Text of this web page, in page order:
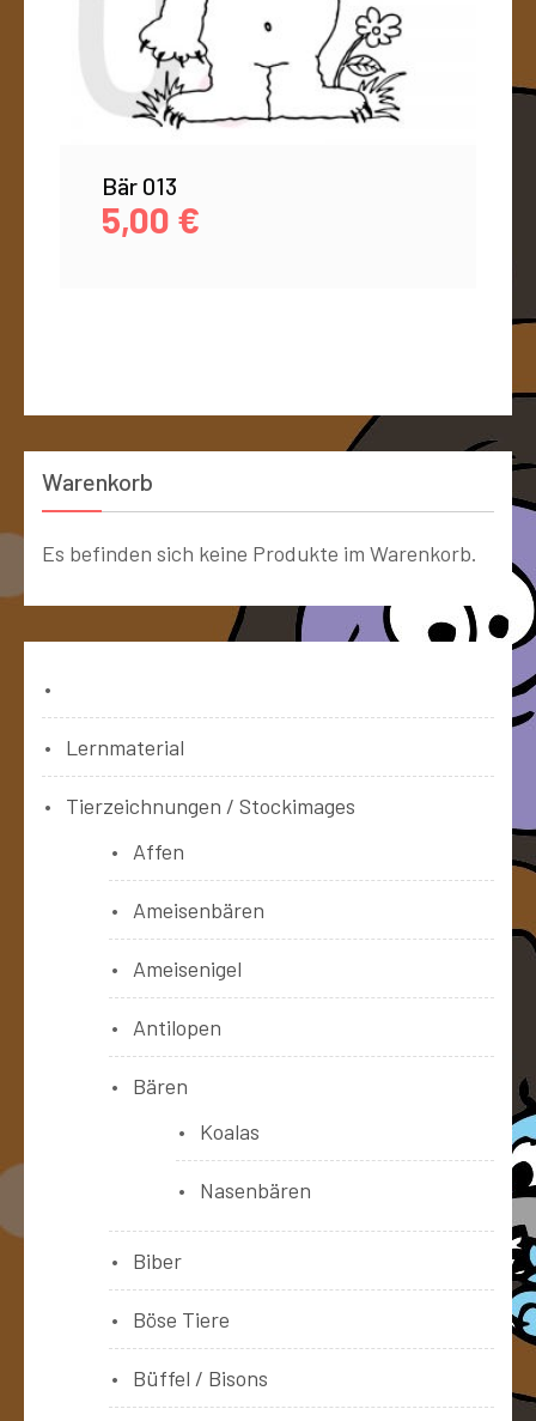
Bär 013
5,00 €
Warenkorb
Es befinden sich keine Produkte im Warenkorb.
Lernmaterial
Tierzeichnungen / Stockimages
Affen
Ameisenbären
Ameisenigel
Antilopen
Bären
Koalas
Nasenbären
Biber
Böse Tiere
Büffel / Bisons